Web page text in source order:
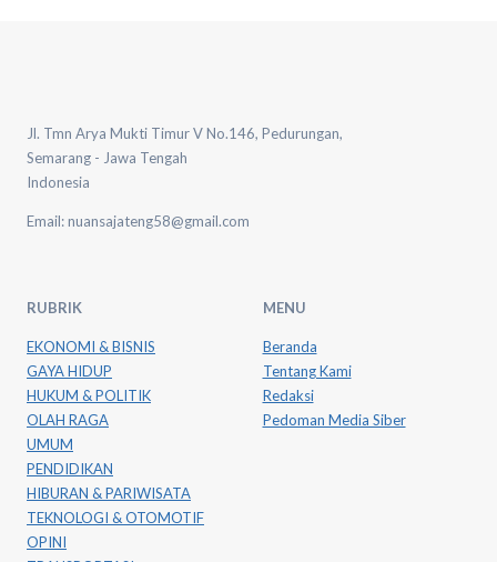
Jl. Tmn Arya Mukti Timur V No.146, Pedurungan,
Semarang - Jawa Tengah
Indonesia
Email: nuansajateng58@gmail.com
RUBRIK
EKONOMI & BISNIS
GAYA HIDUP
HUKUM & POLITIK
OLAH RAGA
UMUM
PENDIDIKAN
HIBURAN & PARIWISATA
TEKNOLOGI & OTOMOTIF
OPINI
MENU
Beranda
Tentang Kami
Redaksi
Pedoman Media Siber